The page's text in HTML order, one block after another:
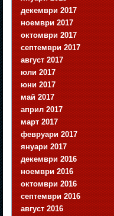
декември 2017
ноември 2017
октомври 2017
септември 2017
август 2017
юли 2017
юни 2017
май 2017
април 2017
март 2017
февруари 2017
януари 2017
декември 2016
ноември 2016
октомври 2016
септември 2016
август 2016